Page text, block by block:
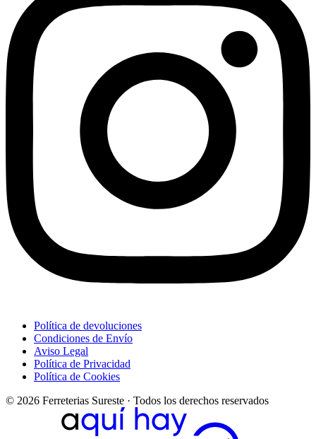
Política de devoluciones
Condiciones de Envío
Aviso Legal
Política de Privacidad
Política de Cookies
© 2026 Ferreterias Sureste · Todos los derechos reservados